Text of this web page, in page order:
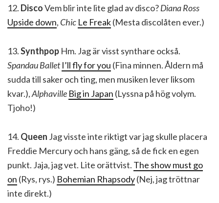
12. DiscoVem blir inte lite glad av disco?Diana Ross
Upside down, Chic Le Freak(Mesta discolåten ever.)
13.Synthpop Hm. Jag är visst synthare också.
Spandau Ballet I’ll fly for you (Fina minnen. Åldern må
sudda till saker och ting, men musiken lever liksom
kvar.),Alphaville Big in Japan (Lyssna på hög volym.
Tjoho!)
14. Queen Jag visste inte riktigt var jag skulle placera
Freddie Mercury och hans gäng, så de fick en egen
punkt. Jaja, jag vet. Lite orättvist. The show must go
on (Rys, rys.) Bohemian Rhapsody(Nej, jag tröttnar
inte direkt.)